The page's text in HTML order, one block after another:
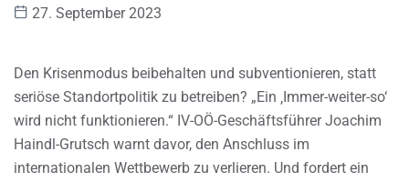
27. September 2023
Den Krisenmodus beibehalten und subventionieren, statt
seriöse Standortpolitik zu betreiben? „Ein ‚Immer-weiter-so‘
wird nicht funktionieren.“ IV-OÖ-Geschäftsführer Joachim
Haindl-Grutsch warnt davor, den Anschluss im
internationalen Wettbewerb zu verlieren. Und fordert ein